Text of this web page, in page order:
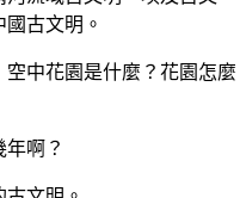
古文明。
中花園是什麼？花園怎麼
啊？